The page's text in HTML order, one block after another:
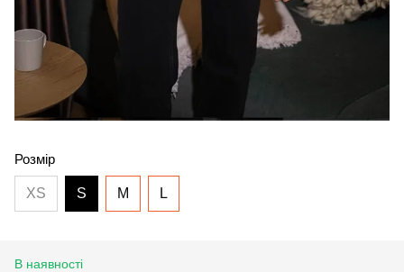
Розмір
XS S M L
В наявності